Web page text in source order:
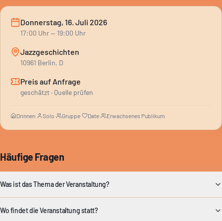
Donnerstag, 16. Juli 2026
17:00 Uhr— 19:00 Uhr
Jazzgeschichten
10961 Berlin, D
Preis auf Anfrage
geschätzt · Quelle prüfen
Drinnen· Solo· Gruppe· Date· Erwachsenes Publikum
Häufige Fragen
Was ist das Thema der Veranstaltung?
Wo findet die Veranstaltung statt?